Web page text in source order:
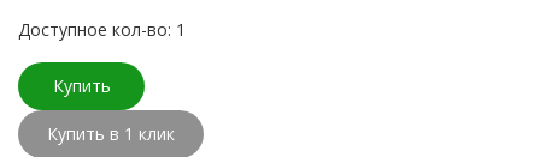
Доступное кол-во: 1
Купить
Купить в 1 клик